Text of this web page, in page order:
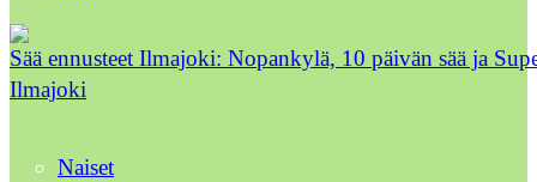
Sää ennusteet Ilmajoki: Nopankylä, 10 päivän sää ja
Ilmajoki
Naiset